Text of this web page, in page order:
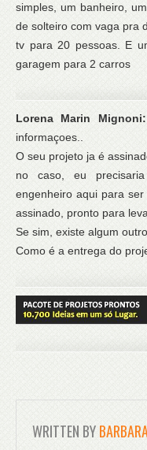
simples, um banheiro,
de solteiro com vaga pra
tv para 20 pessoas. E
garagem para 2 carros
Lorena Marin
informaçoes..
O seu projeto ja é
no caso, eu
engenheiro aqui para
assinado, pronto para
Se sim, existe algum
Como é a entrega do
WRITTEN BY